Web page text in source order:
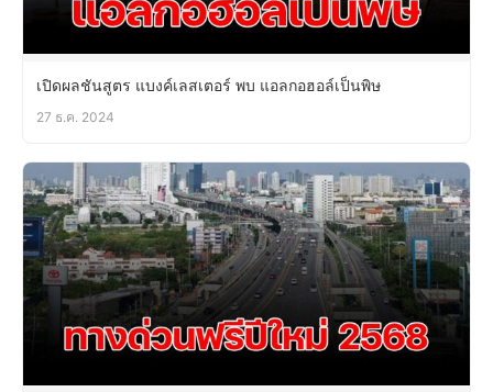
เปิดผลชันสูตร แบงค์เลสเตอร์ พบ แอลกอฮอล์เป็นพิษ
27 ธ.ค. 2024